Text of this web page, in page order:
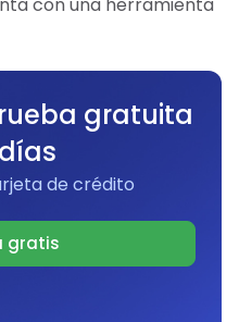
con una herramienta
gratuita
de crédito
gratis